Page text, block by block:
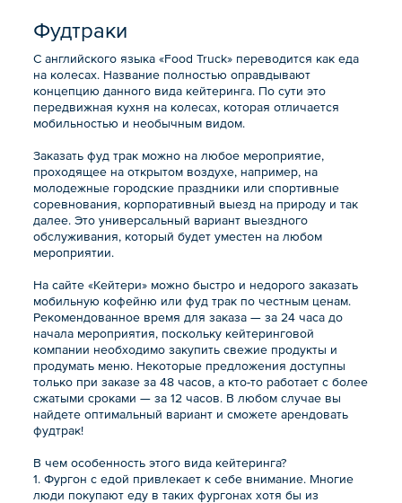
Фудтраки
С английского языка «Food Truck» переводится как еда
на колесах. Название полностью оправдывают
концепцию данного вида кейтеринга. По сути это
передвижная кухня на колесах, которая отличается
мобильностью и необычным видом.
Заказать фуд трак можно на любое мероприятие,
проходящее на открытом воздухе, например, на
молодежные городские праздники или спортивные
соревнования, корпоративный выезд на природу и так
далее. Это универсальный вариант выездного
обслуживания, который будет уместен на любом
мероприятии.
На сайте «Кейтери» можно быстро и недорого заказать
мобильную кофейню или фуд трак по честным ценам.
Рекомендованное время для заказа — за 24 часа до
начала мероприятия, поскольку кейтеринговой
компании необходимо закупить свежие продукты и
продумать меню. Некоторые предложения доступны
только при заказе за 48 часов, а кто-то работает с более
сжатыми сроками — за 12 часов. В любом случае вы
найдете оптимальный вариант и сможете арендовать
фудтрак!
В чем особенность этого вида кейтеринга?
1. Фургон с едой привлекает к себе внимание. Многие
люди покупают еду в таких фургонах хотя бы из